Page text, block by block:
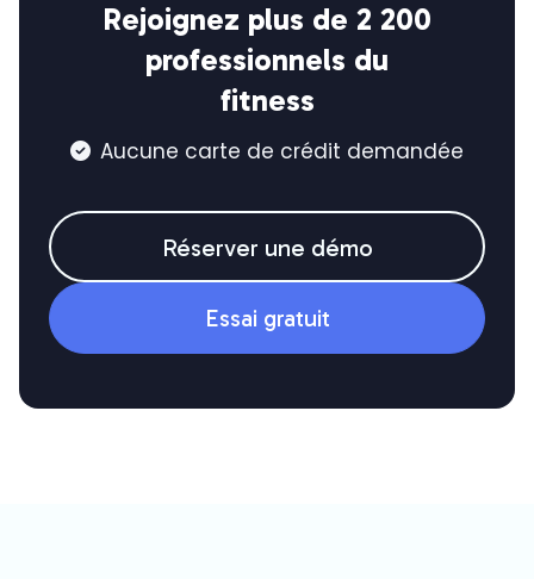
Rejoignez plus de 2 200
professionnels du
fitness
 Aucune carte de crédit demandée
Réserver une démo
Essai gratuit